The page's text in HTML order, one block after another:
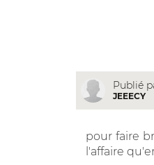
Publié
JEEECY
pour faire
l'affaire